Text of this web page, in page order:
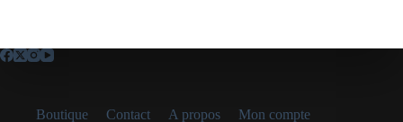
Boutique Contact A propos Mon compte